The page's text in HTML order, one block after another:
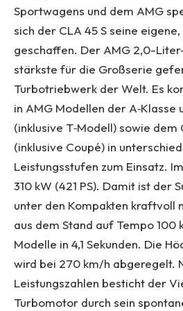
Sportwagens und dem AMG
sich der CLA 45 S seine
geschaffen. Der AMG 2,0-
stärkste für die Großserie
Turbotriebwerk der Welt. Es
in AMG Modellen der A‑Klasse
(inklusive T‑Modell) sowie dem
(inklusive Coupé) in
Leistungsstufen zum Einsatz.
310 kW (421 PS). Damit ist der
unter den Kompakten kraftvoll
aus dem Stand auf Tempo
Modelle in 4,1 Sekunden. Die
wird bei 270 km/h abgeregelt.
Leistungszahlen besticht der
Turbomotor durch sein